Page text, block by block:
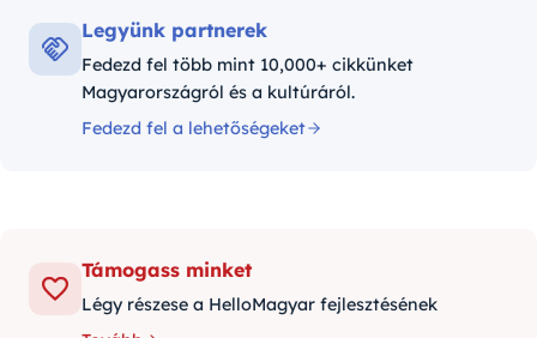
Legyünk partnerek
Fedezd fel több mint 10,000+ cikkünket
Magyarországról és a kultúráról.
Fedezd fel a lehetőségeket
Támogass minket
Légy részese a HelloMagyar fejlesztésének